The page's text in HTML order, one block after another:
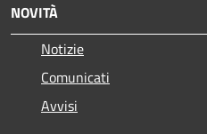
NOVITÀ
Notizie
Comunicati
Avvisi